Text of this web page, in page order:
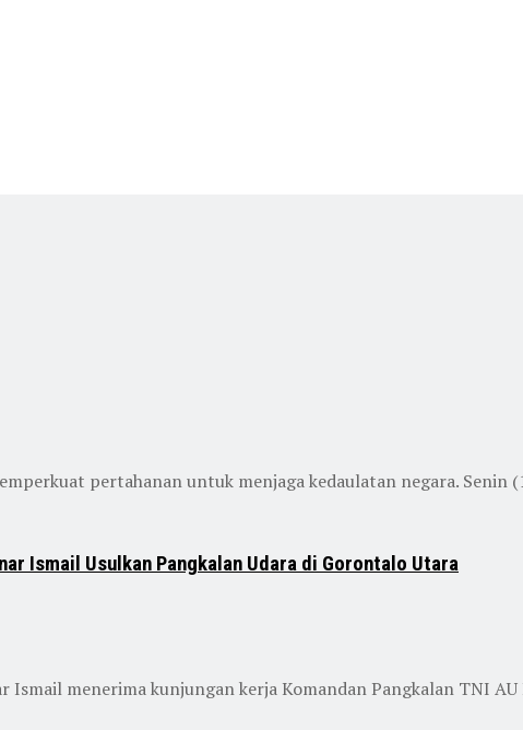
pertahanan untuk menjaga kedaulatan negara. Senin
Ismail Usulkan Pangkalan Udara di Gorontalo Utara
Ismail menerima kunjungan kerja Komandan Pangkalan TNI